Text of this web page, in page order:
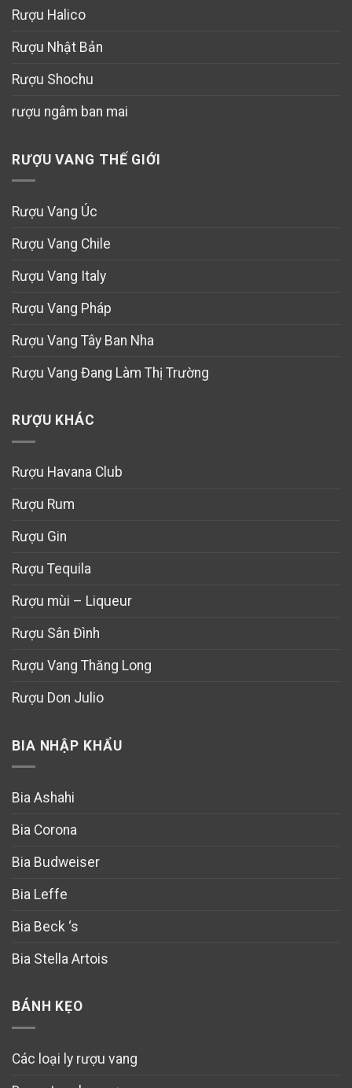
Rượu Halico
Rượu Nhật Bản
Rượu Shochu
rượu ngâm ban mai
RƯỢU VANG THẾ GIỚI
Rượu Vang Úc
Rượu Vang Chile
Rượu Vang Italy
Rượu Vang Pháp
Rượu Vang Tây Ban Nha
Rượu Vang Đang Làm Thị Trường
RƯỢU KHÁC
Rượu Havana Club
Rượu Rum
Rượu Gin
Rượu Tequila
Rượu mùi – Liqueur
Rượu Sân Đình
Rượu Vang Thăng Long
Rượu Don Julio
BIA NHẬP KHẨU
Bia Ashahi
Bia Corona
Bia Budweiser
Bia Leffe
Bia Beck ‘s
Bia Stella Artois
BÁNH KẸO
Các loại ly rượu vang